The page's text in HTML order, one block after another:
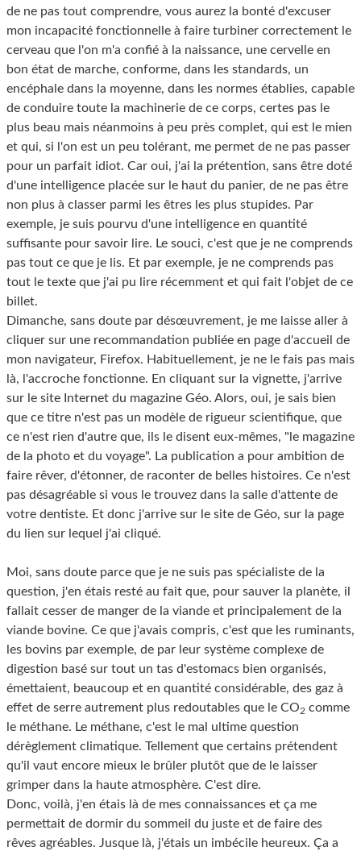
de ne pas tout comprendre, vous aurez la bonté d'excuser
mon incapacité fonctionnelle à faire turbiner correctement le
cerveau que l'on m'a confié à la naissance, une cervelle en
bon état de marche, conforme, dans les standards, un
encéphale dans la moyenne, dans les normes établies, capable
de conduire toute la machinerie de ce corps, certes pas le
plus beau mais néanmoins à peu près complet, qui est le mien
et qui, si l'on est un peu tolérant, me permet de ne pas passer
pour un parfait idiot. Car oui, j'ai la prétention, sans être doté
d'une intelligence placée sur le haut du panier, de ne pas être
non plus à classer parmi les êtres les plus stupides. Par
exemple, je suis pourvu d'une intelligence en quantité
suffisante pour savoir lire. Le souci, c'est que je ne comprends
pas tout ce que je lis. Et par exemple, je ne comprends pas
tout le texte que j'ai pu lire récemment et qui fait l'objet de ce
billet.
Dimanche, sans doute par désœuvrement, je me laisse aller à
cliquer sur une recommandation publiée en page d'accueil de
mon navigateur, Firefox. Habituellement, je ne le fais pas mais
là, l'accroche fonctionne. En cliquant sur la vignette, j'arrive
sur le site Internet du magazine Géo. Alors, oui, je sais bien
que ce titre n'est pas un modèle de rigueur scientifique, que
ce n'est rien d'autre que, ils le disent eux-mêmes, "le magazine
de la photo et du voyage". La publication a pour ambition de
faire rêver, d'étonner, de raconter de belles histoires. Ce n'est
pas désagréable si vous le trouvez dans la salle d'attente de
votre dentiste. Et donc j'arrive sur le site de Géo, sur la page
du lien sur lequel j'ai cliqué.
Moi, sans doute parce que je ne suis pas spécialiste de la
question, j'en étais resté au fait que, pour sauver la planète, il
fallait cesser de manger de la viande et principalement de la
viande bovine. Ce que j'avais compris, c'est que les ruminants,
les bovins par exemple, de par leur système complexe de
digestion basé sur tout un tas d'estomacs bien organisés,
émettaient, beaucoup et en quantité considérable, des gaz à
effet de serre autrement plus redoutables que le CO2 comme
le méthane. Le méthane, c'est le mal ultime question
dérèglement climatique. Tellement que certains prétendent
qu'il vaut encore mieux le brûler plutôt que de le laisser
grimper dans la haute atmosphère. C'est dire.
Donc, voilà, j'en étais là de mes connaissances et ça me
permettait de dormir du sommeil du juste et de faire des
rêves agréables. Jusque là, j'étais un imbécile heureux. Ça a